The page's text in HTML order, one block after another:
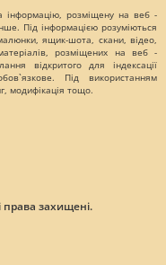
інформацію, розміщену на веб -
Під інформацією розуміються
ящик-шота, скани, відео,
розміщених на веб -
відкритого для індексації
Під використанням
модифікація тощо.
права захищені.